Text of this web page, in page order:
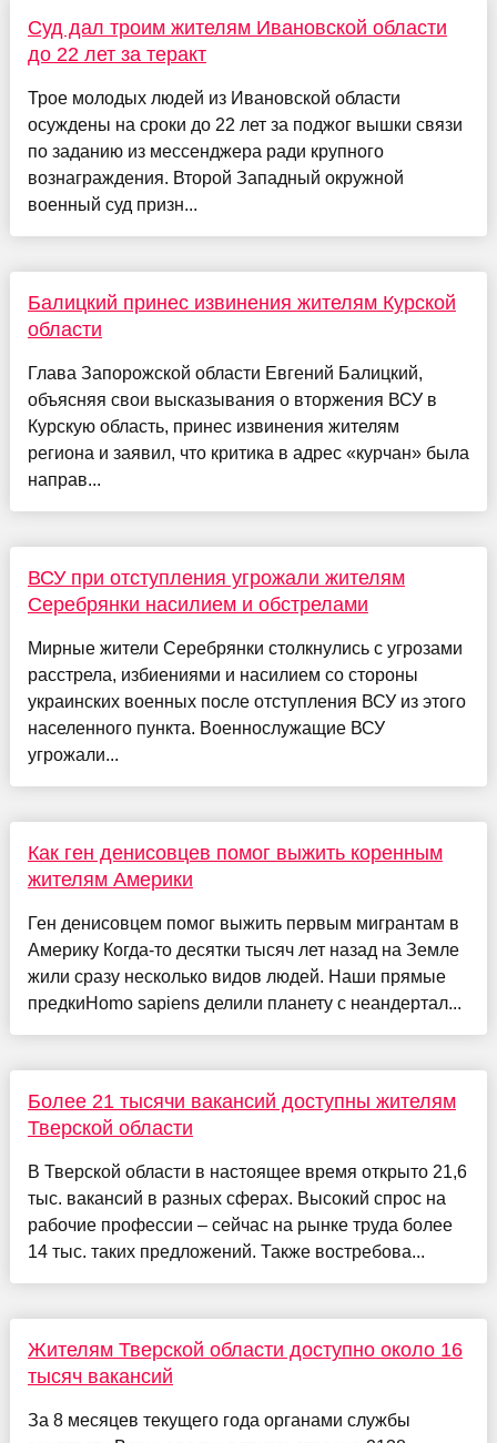
Суд дал троим жителям Ивановской области
до 22 лет за теракт
Трое молодых людей из Ивановской области
осуждены на сроки до 22 лет за поджог вышки связи
по заданию из мессенджера ради крупного
вознаграждения. Второй Западный окружной
военный суд призн...
Балицкий принес извинения жителям Курской
области
Глава Запорожской области Евгений Балицкий,
объясняя свои высказывания о вторжения ВСУ в
Курскую область, принес извинения жителям
региона и заявил, что критика в адрес «курчан» была
направ...
ВСУ при отступления угрожали жителям
Серебрянки насилием и обстрелами
Мирные жители Серебрянки столкнулись с угрозами
расстрела, избиениями и насилием со стороны
украинских военных после отступления ВСУ из этого
населенного пункта. Военнослужащие ВСУ
угрожали...
Как ген денисовцев помог выжить коренным
жителям Америки
Ген денисовцем помог выжить первым мигрантам в
Америку Когда-то десятки тысяч лет назад на Земле
жили сразу несколько видов людей. Наши прямые
предкиHomo sapiens делили планету с неандертал...
Более 21 тысячи вакансий доступны жителям
Тверской области
В Тверской области в настоящее время открыто 21,6
тыс. вакансий в разных сферах. Высокий спрос на
рабочие профессии – сейчас на рынке труда более
14 тыс. таких предложений. Также востребова...
Жителям Тверской области доступно около 16
тысяч вакансий
За 8 месяцев текущего года органами службы